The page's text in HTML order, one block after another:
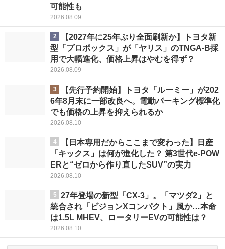
可能性も
2026.08.09
2
【2027年に25年ぶり全面刷新か】トヨタ新
型「プロボックス」が「ヤリス」のTNGA-B採
用で大幅進化、価格上昇はやむを得ず？
2026.08.09
3
【先行予約開始】トヨタ「ルーミー」が202
6年8月末に一部改良へ。電動パーキング標準化
でも価格の上昇を抑えられるか
2026.08.10
4
【日本専用だからここまで変わった】日産
「キックス」は何が進化した？ 第3世代e-POW
ERと“ゼロから作り直したSUV”の実力
2026.08.10
5
27年登場の新型「CX-3」。「マツダ2」と
統合され「ビジョンXコンパクト」風か…本命
は1.5L MHEV、ロータリーEVの可能性は？
2026.08.10